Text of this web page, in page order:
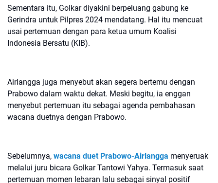
Sementara itu, Golkar diyakini berpeluang gabung ke
Gerindra untuk Pilpres 2024 mendatang. Hal itu mencuat
usai pertemuan dengan para ketua umum Koalisi
Indonesia Bersatu (KIB).
Airlangga juga menyebut akan segera bertemu dengan
Prabowo dalam waktu dekat. Meski begitu, ia enggan
menyebut pertemuan itu sebagai agenda pembahasan
wacana duetnya dengan Prabowo.
Sebelumnya, wacana duet Prabowo-Airlangga menyeruak
melalui juru bicara Golkar Tantowi Yahya. Termasuk saat
pertemuan momen lebaran lalu sebagai sinyal positif